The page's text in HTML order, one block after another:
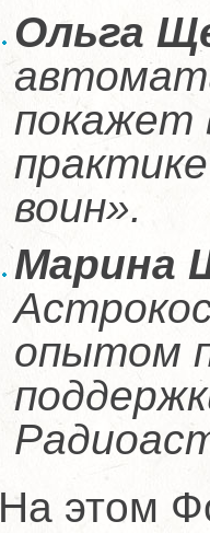
Ольга
покажет
воин».
Марина
опытом
На этом